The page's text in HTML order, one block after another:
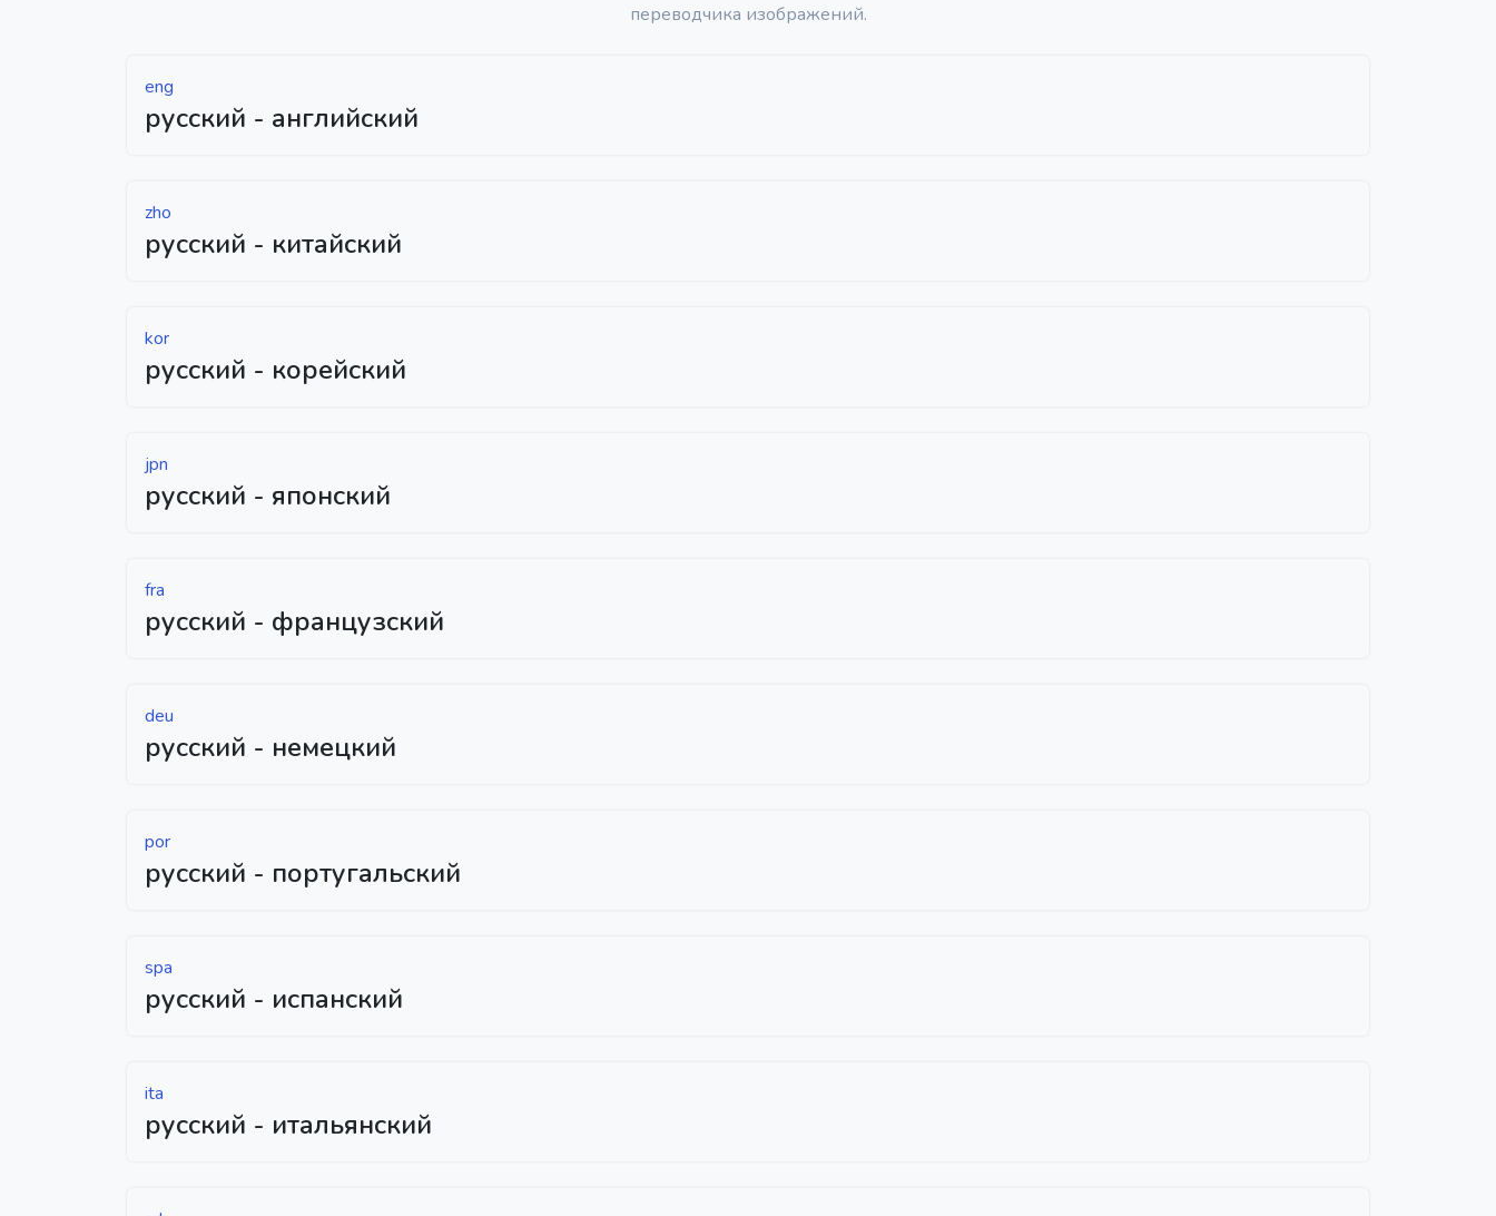
переводчика изображений.
eng
русский - английский
zho
русский - китайский
kor
русский - корейский
jpn
русский - японский
fra
русский - французский
deu
русский - немецкий
por
русский - португальский
spa
русский - испанский
ita
русский - итальянский